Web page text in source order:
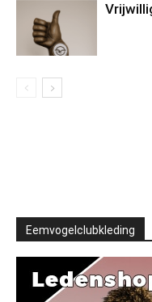
Eemvogelclubkleding